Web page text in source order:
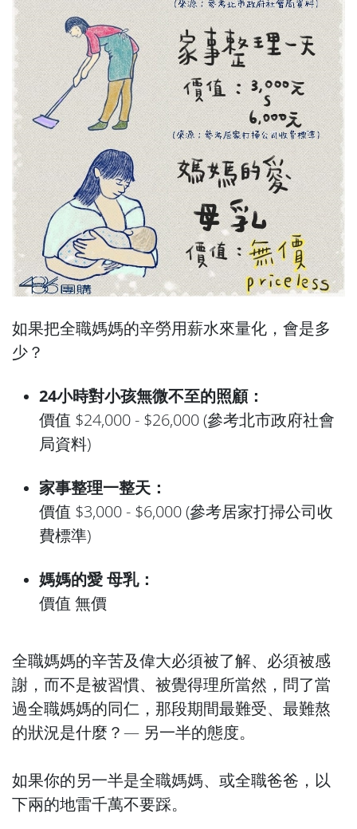
如果把全職媽媽的辛勞用薪水來量化，會是多
少？
24小時對小孩無微不至的照顧：
價值 $24,000 - $26,000 (參考北市政府社會
局資料)
家事整理一整天：
價值 $3,000 - $6,000 (參考居家打掃公司收
費標準)
媽媽的愛 母乳：
價值 無價
全職媽媽的辛苦及偉大必須被了解、必須被感
謝，而不是被習慣、被覺得理所當然，問了當
過全職媽媽的同仁，那段期間最難受、最難熬
的狀況是什麼？— 另一半的態度。
如果你的另一半是全職媽媽、或全職爸爸，以
下兩的地雷千萬不要踩。